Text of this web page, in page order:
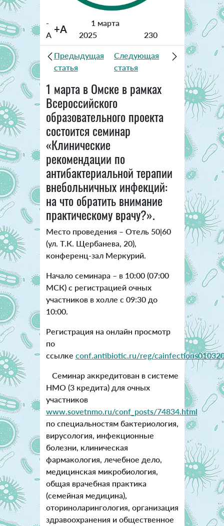
-
A +A
1 марта
2025
230
Предыдущая
статья
Следующая
статья
1 марта в Омске в рамках
Всероссийского
образовательного проекта
состоится семинар
«Клинические
рекомендации по
антибактериальной терапии
внебольничных инфекций:
на что обратить внимание
практическому врачу?».
Место проведения – Отель 50|60
(ул. Т.К. Щербанева, 20),
конференц-зал Меркурий.
Начало семинара – в 10:00 (07:00
МСК) с регистрацией очных
участников в холле с 09:30 до
10:00.
Регистрация на онлайн просмотр
по
ссылке conf.antibiotic.ru/reg/
Семинар аккредитован в системе
НМО (3 кредита) для очных
участников
www.sovetnmo.ru/conf_posts/74834.html
по специальностям бактериология,
вирусология, инфекционные
болезни, клиническая
фармакология, лечебное дело,
медицинская микробиология,
общая врачебная практика
(семейная медицина),
оториноларингология, организация
здравоохранения и общественное